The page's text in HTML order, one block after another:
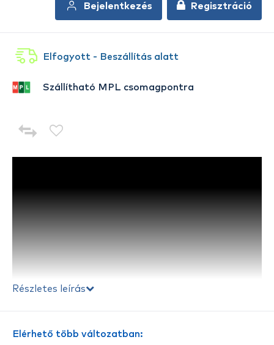
Részletes leírás
Elérhető több változatban:
Elfogyott - Beszállítás alatt
Szállítható MPL csomagpontra
Bejelentkezés Regisztráció